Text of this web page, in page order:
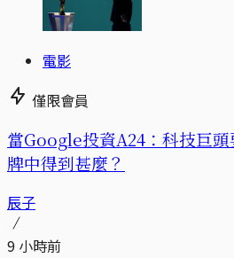
電影
僅限會員
當Google投資A24：科技巨
牌中得到甚麼？
辰子
9 小時前